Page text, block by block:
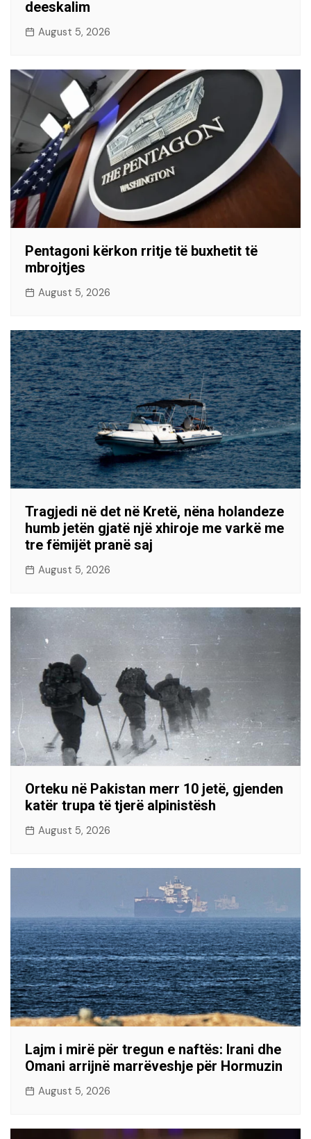
deeskalim
August 5, 2026
Pentagoni kërkon rritje të buxhetit të
mbrojtjes
August 5, 2026
Tragjedi në det në Kretë, nëna holandeze
humb jetën gjatë një xhiroje me varkë me
tre fëmijët pranë saj
August 5, 2026
Orteku në Pakistan merr 10 jetë, gjenden
katër trupa të tjerë alpinistësh
August 5, 2026
Lajm i mirë për tregun e naftës: Irani dhe
Omani arrijnë marrëveshje për Hormuzin
August 5, 2026